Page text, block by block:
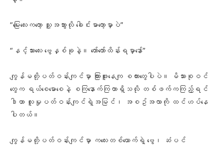
“မြေးလေးကတော့ သူ့အဘွားလို ခေါင်းမာတော့မှာပဲ”
“နင့်သားလေး ဗွေနှစ်ခုနဲ့။ တော်တော်ထိန်းရမှာနော်”
ကျွန်မတို့ပတ်ဝန်းကျင်မှာ ကြားဖူးနေကျ စကားတွေပါပဲ။ မိသားစုဝင်
တွေက ရယ်စေမောစေနဲ့ စကြနောက်ကြတာရှိသလို တစ်ဖက်ကကြည့်ရင်
ဒါဟာ လူမှုပတ်ဝန်းကျင်ရဲ့အမြင်၊ အစဥ်အလာကို ထင်ဟပ်နေ
ပါတယ်။
ကျွန်မတို့ပတ်ဝန်းကျင်မှာ ကလေးတစ်ယောက်ရဲ့ ဗွေ၊ ဆံပင်